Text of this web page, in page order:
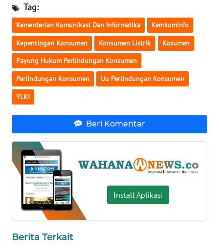
Tag:
Kementerian Komunikasi Dan Informatika Kemkominfo
Kepentingan Konsumen Konsumen Listrik Kosumen
Payung Hukum Perlindungan Konsumen
Perlindungan Konsumen Uu Perlindungan Konsumen
YLKI
Beri Komentar
Install Aplikasi
Berita Terkait
WN
SULTENG
WN
SULBAR
WN
BABEL
WN
WN
SUMSEL
WN
BENGKULU
LAMPUNG